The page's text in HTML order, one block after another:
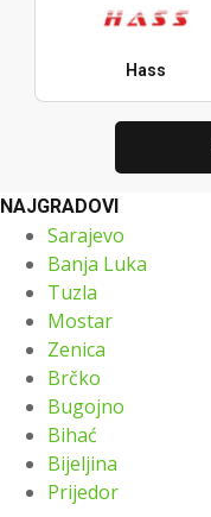
Hass
NAJGRADOVI
Sarajevo
Banja Luka
Tuzla
Mostar
Zenica
Brčko
Bugojno
Bihać
Bijeljina
Prijedor